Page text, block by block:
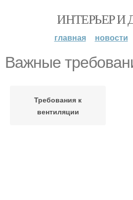
ИНТЕРЬЕР И
главная новости
Важные
Требования к
вентиляции